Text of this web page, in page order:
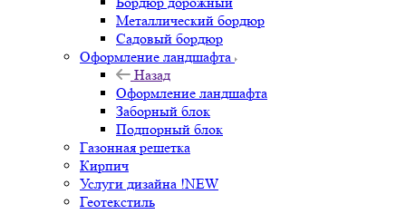
Металлический бордюр
Садовый бордюр
Оформление ландшафта
Назад
Оформление ландшафта
Заборный блок
Подпорный блок
Газонная решетка
Кирпич
Услуги дизайна !NEW
Геотекстиль